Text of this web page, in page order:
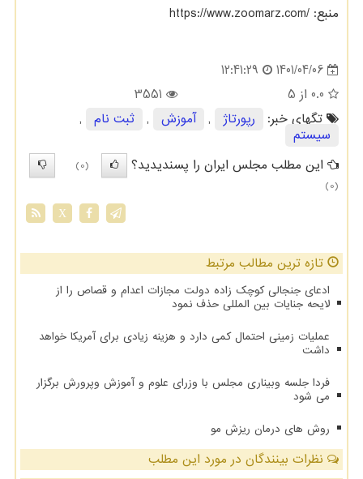
منبع: https://www.zoomarz.com/
1401/04/06
12:41:29
0.0 از 5
3551
تگهای خبر:
رپورتاژ , آموزش , ثبت نام
,
سیستم
این مطلب مجلس ایران را پسندیدید؟
(0)
(0)
X
تازه ترین مطالب مرتبط
ادعای جنجالی کوچک زاده دولت مجازات اعدام و قصاص را از
لایحه جنایات بین المللی حذف نمود
عملیات زمینی احتمال کمی دارد و هزینه زیادی برای آمریکا خواهد
داشت
فردا جلسه وبیناری مجلس با وزرای علوم و آموزش وپرورش برگزار
می‎ شود
روش های درمان ریزش مو
نظرات بینندگان در مورد این مطلب